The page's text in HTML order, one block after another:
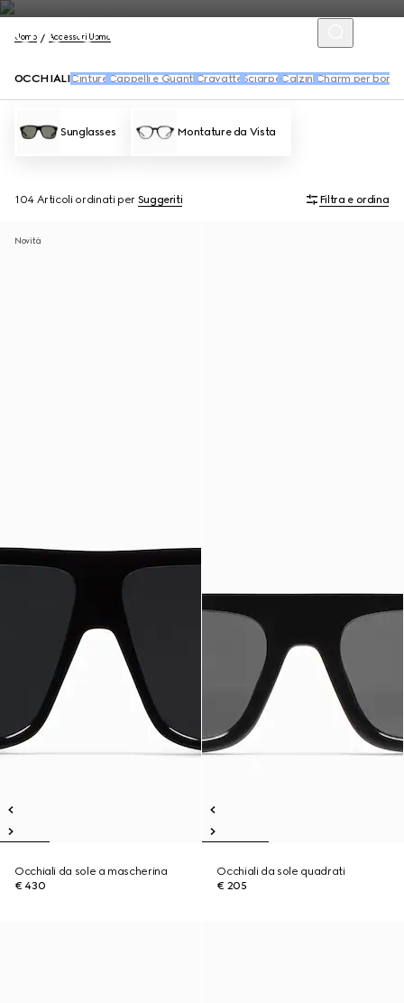
Uomo Accessori Uomo
OCCHIALI Cinture Cappelli e Guanti Cravatte SciarpeCalzini Charm per
Sunglasses Montature da Vista
104 Articoli ordinati per Suggeriti Filtra e ordina
Novità
Occhiali da sole a mascherina
€ 430
Occhiali da sole quadrati
€ 205